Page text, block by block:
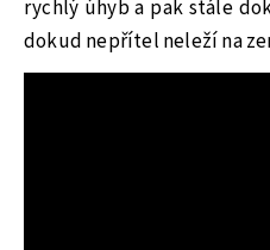
rychlý úhyb a pak stále
dokud nepřítel neleží na